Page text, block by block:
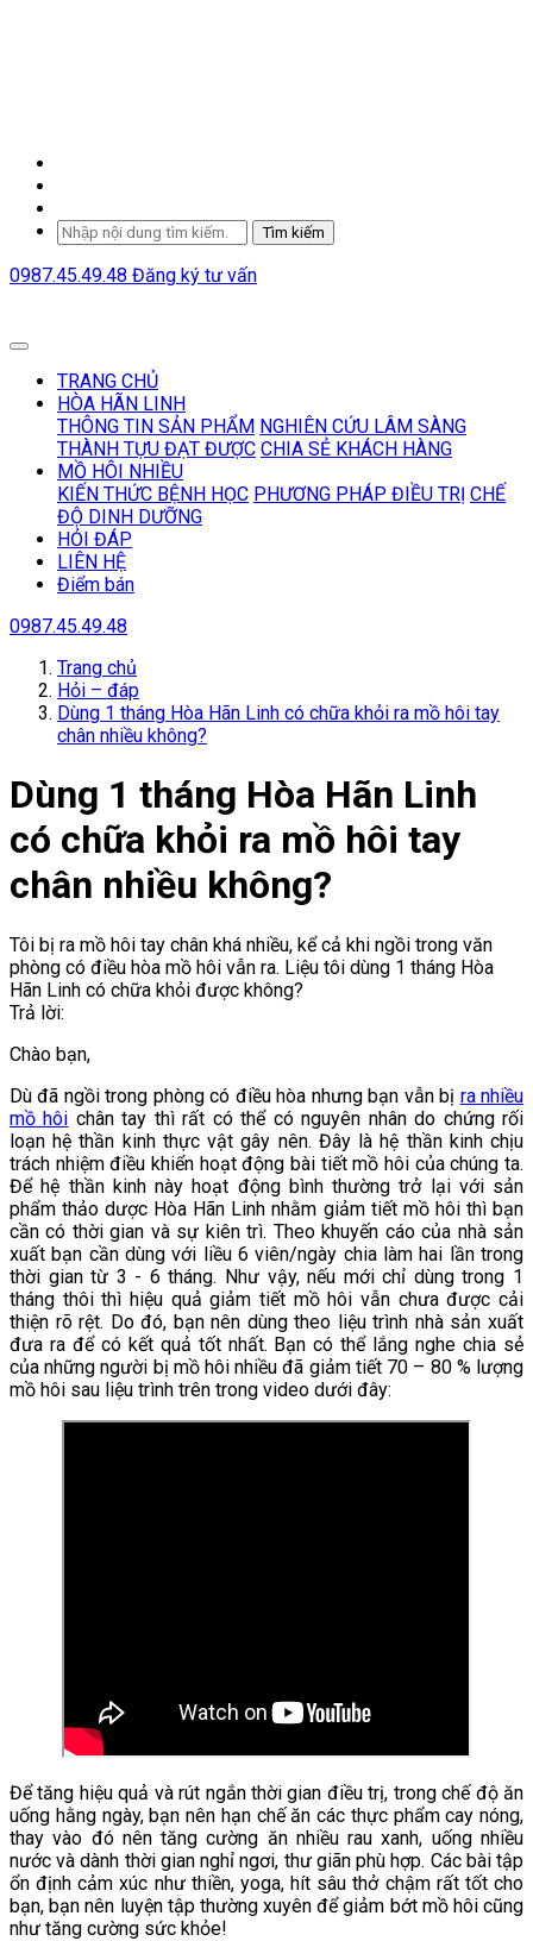
Tìm kiếm
0987.45.49.48 Đăng ký tư vấn
TRANG CHỦ
HÒA HÃN LINH
THÔNG TIN SẢN PHẨM NGHIÊN CỨU LÂM SÀNG
THÀNH TỰU ĐẠT ĐƯỢC CHIA SẺ KHÁCH HÀNG
MỒ HÔI NHIỀU
KIẾN THỨC BỆNH HỌC PHƯƠNG PHÁP ĐIỀU TRỊ CHẾ
ĐỘ DINH DƯỠNG
HỎI ĐÁP
LIÊN HỆ
Điểm bán
0987.45.49.48
Trang chủ
Hỏi – đáp
Dùng 1 tháng Hòa Hãn Linh có chữa khỏi ra mồ hôi tay
chân nhiều không?
Dùng 1 tháng Hòa Hãn Linh
có chữa khỏi ra mồ hôi tay
chân nhiều không?
Tôi bị ra mồ hôi tay chân khá nhiều, kể cả khi ngồi trong văn
phòng có điều hòa mồ hôi vẫn ra. Liệu tôi dùng 1 tháng Hòa
Hãn Linh có chữa khỏi được không?
Trả lời:
Chào bạn,
Dù đã ngồi trong phòng có điều hòa nhưng bạn vẫn bị ra nhiều
mồ hôi chân tay thì rất có thể có nguyên nhân do chứng rối
loạn hệ thần kinh thực vật gây nên. Đây là hệ thần kinh chịu
trách nhiệm điều khiển hoạt động bài tiết mồ hôi của chúng ta.
Để hệ thần kinh này hoạt động bình thường trở lại với sản
phẩm thảo dược Hòa Hãn Linh nhằm giảm tiết mồ hôi thì bạn
cần có thời gian và sự kiên trì. Theo khuyến cáo của nhà sản
xuất bạn cần dùng với liều 6 viên/ngày chia làm hai lần trong
thời gian từ 3 - 6 tháng. Như vậy, nếu mới chỉ dùng trong 1
tháng thôi thì hiệu quả giảm tiết mồ hôi vẫn chưa được cải
thiện rõ rệt. Do đó, bạn nên dùng theo liệu trình nhà sản xuất
đưa ra để có kết quả tốt nhất. Bạn có thể lắng nghe chia sẻ
của những người bị mồ hôi nhiều đã giảm tiết 70 – 80 % lượng
mồ hôi sau liệu trình trên trong video dưới đây:
Để tăng hiệu quả và rút ngắn thời gian điều trị, trong chế độ ăn
uống hằng ngày, bạn nên hạn chế ăn các thực phẩm cay nóng,
thay vào đó nên tăng cường ăn nhiều rau xanh, uống nhiều
nước và dành thời gian nghỉ ngơi, thư giãn phù hợp. Các bài tập
ổn định cảm xúc như thiền, yoga, hít sâu thở chậm rất tốt cho
bạn, bạn nên luyện tập thường xuyên để giảm bớt mồ hôi cũng
như tăng cường sức khỏe!